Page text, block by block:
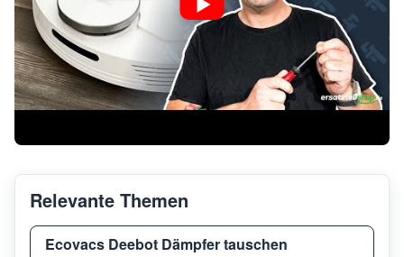
Relevante Themen
Ecovacs Deebot Dämpfer tauschen